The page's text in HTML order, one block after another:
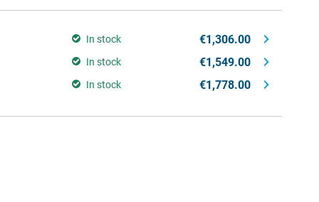
In stock €1,306.00
In stock €1,549.00
In stock €1,778.00